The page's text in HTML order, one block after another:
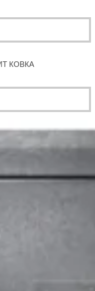
КОВКА